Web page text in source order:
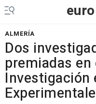
ALMERÍA
Dos
premiadas
Investigación